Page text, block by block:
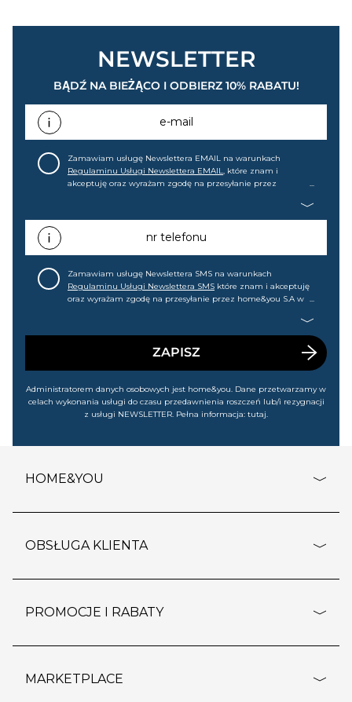
NEWSLETTER
BĄDŹ NA BIEŻĄCO I ODBIERZ 10% RABATU!
e-mail
Zamawiam usługę Newslettera EMAIL na warunkach
Regulaminu Usługi Newslettera EMAIL, które znam i
akceptuję oraz wyrażam zgodę na przesyłanie przez
promocjach, wyprzedażach). Wiem, że mogę tę zgodę w
każdej chwili cofnąć.nr telefonu
Zamawiam usługę Newslettera SMS na warunkach
Regulaminu Usługi Newslettera SMS które znam i akceptuję
oraz wyrażam zgodę na przesyłanie przez home&you S.A w
wyprzedażach). Wiem, że mogę tę zgodę w każdej chwili
ZAPISZ
Administratorem danych osobowych jest home&you. Dane przetwarzamy w
celach wykonania usługi do czasu przedawnienia roszczeń lub/i rezygnacji
z usługi NEWSLETTER. Pełna informacja: tutaj.
HOME&YOU
o firmie
polityka prywatności
kontakt
OBSŁUGA KLIENTA
dostawy i płatność
wypis z subskrypcji
PROMOCJE I RABATY
outlet
MARKETPLACE